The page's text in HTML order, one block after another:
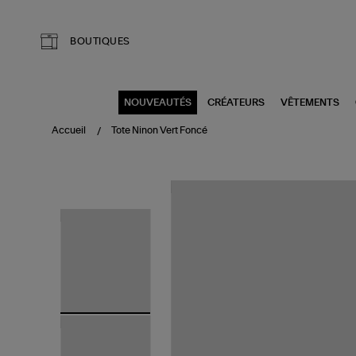
BOUTIQUES
NOUVEAUTÉS CRÉATEURS VÊTEMENTS
Accueil Tote Ninon Vert Foncé